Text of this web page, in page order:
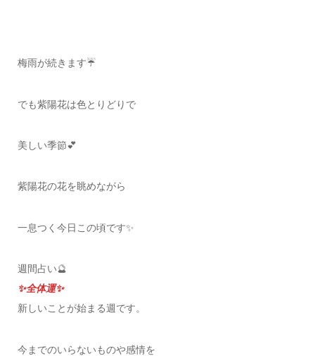
梅雨が続きます☔️
でも紫陽花は色とりどりで
美しい季節💕
紫陽花の花を眺めながら
一息つく今日この頃です✨
週間占い🔮
✨全体運✨
新しいことが始まる週です。
今までのいらないものや感情を